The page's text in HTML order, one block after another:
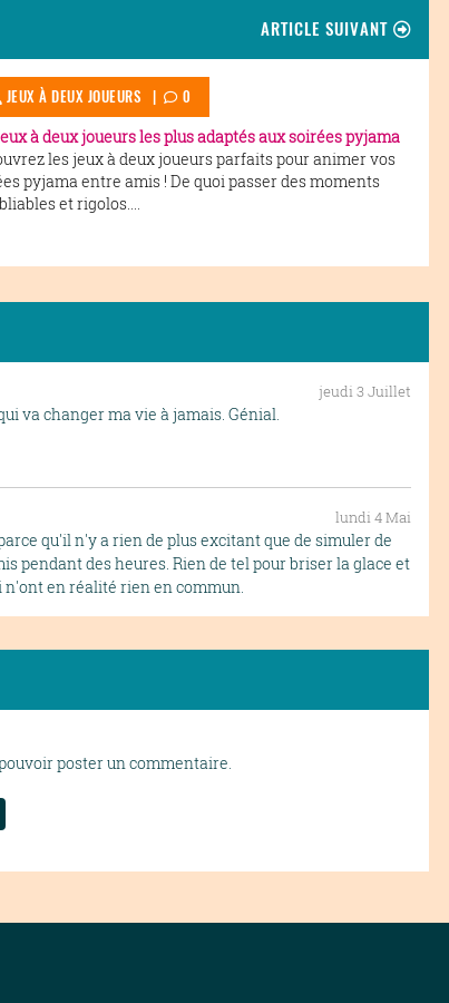
ARTICLE SUIVANT
JEUX À DEUX JOUEURS | 0
à deux joueurs les plus adaptés aux soirées pyjama
les jeux à deux joueurs parfaits pour animer vos
pyjama entre amis ! De quoi passer des moments
et rigolos....
jeudi 3 Juillet
va changer ma vie à jamais. Génial.
lundi 4 Mai
qu'il n'y a rien de plus excitant que de simuler de
pendant des heures. Rien de tel pour briser la glace et
en réalité rien en commun.
poster un commentaire.